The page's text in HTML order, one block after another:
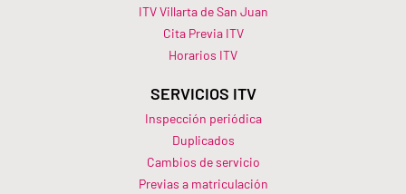
ITV Villarta de San Juan
Cita Previa ITV
Horarios ITV​
SERVICIOS ITV
Inspección periódica
Duplicados
Cambios de servicio
Previas a matriculación